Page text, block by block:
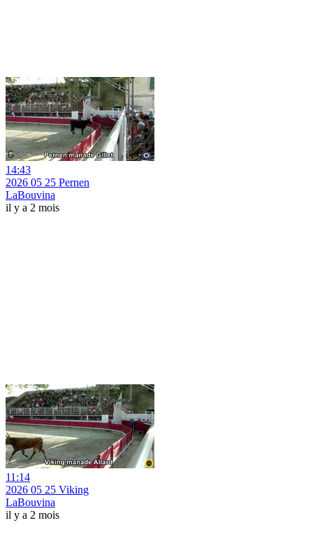
14:43
2026 05 25 Pernen
LaBouvina
il y a 2 mois
11:14
2026 05 25 Viking
LaBouvina
il y a 2 mois